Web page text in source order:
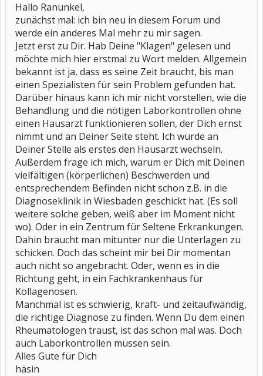
Hallo Ranunkel,
zunächst mal: ich bin neu in diesem Forum und
werde ein anderes Mal mehr zu mir sagen.
Jetzt erst zu Dir. Hab Deine "Klagen" gelesen und
möchte mich hier erstmal zu Wort melden. Allgemein
bekannt ist ja, dass es seine Zeit braucht, bis man
einen Spezialisten für sein Problem gefunden hat.
Darüber hinaus kann ich mir nicht vorstellen, wie die
Behandlung und die nötigen Laborkontrollen ohne
einen Hausarzt funktionieren sollen, der Dich ernst
nimmt und an Deiner Seite steht. Ich würde an
Deiner Stelle als erstes den Hausarzt wechseln.
Außerdem frage ich mich, warum er Dich mit Deinen
vielfältigen (körperlichen) Beschwerden und
entsprechendem Befinden nicht schon z.B. in die
Diagnoseklinik in Wiesbaden geschickt hat. (Es soll
weitere solche geben, weiß aber im Moment nicht
wo). Oder in ein Zentrum für Seltene Erkrankungen.
Dahin braucht man mitunter nur die Unterlagen zu
schicken. Doch das scheint mir bei Dir momentan
auch nicht so angebracht. Oder, wenn es in die
Richtung geht, in ein Fachkrankenhaus für
Kollagenosen.
Manchmal ist es schwierig, kraft- und zeitaufwändig,
die richtige Diagnose zu finden. Wenn Du dem einen
Rheumatologen traust, ist das schon mal was. Doch
auch Laborkontrollen müssen sein.
Alles Gute für Dich
häsin